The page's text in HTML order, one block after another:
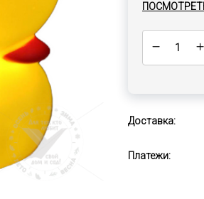
Доставка:
Платежи: